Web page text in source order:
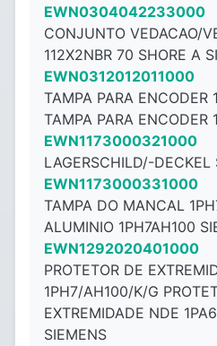
EWN0304042233000
CONJUNTO VEDACAO/
112X2NBR 70 SHORE A
EWN0312012011000
TAMPA PARA ENCODER
TAMPA PARA ENCODER
EWN1173000321000
LAGERSCHILD/-DECKEL
EWN1173000331000
TAMPA DO MANCAL
ALUMINIO 1PH7AH100
EWN1292020401000
PROTETOR DE
1PH7/AH100/K/G
EXTREMIDADE NDE
SIEMENS